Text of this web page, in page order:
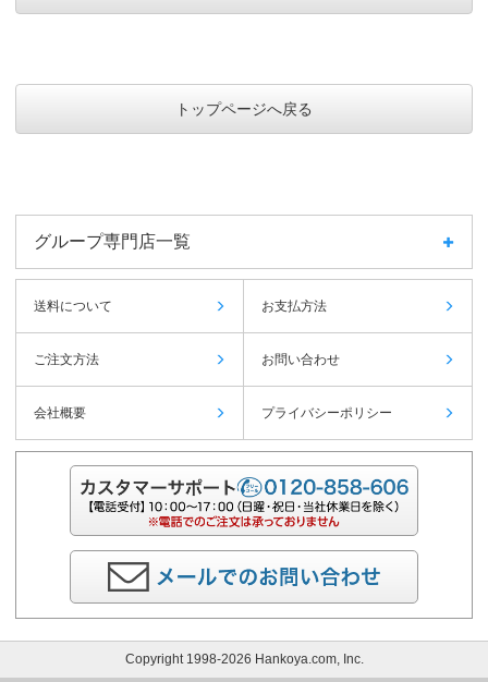
トップページへ戻る
グループ専門店一覧
送料について お支払方法
ご注文方法 お問い合わせ
会社概要 プライバシーポリシー
Copyright 1998-2026 Hankoya.com, Inc.